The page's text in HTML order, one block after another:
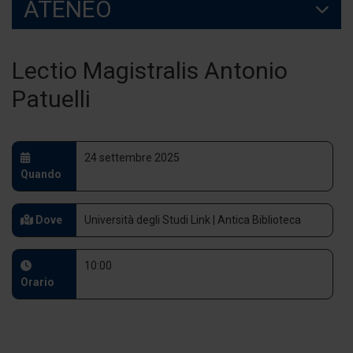
ATENEO
Lectio Magistralis Antonio
Patuelli
Quando
24 settembre 2025
Dove Università degli Studi Link | Antica Biblioteca
Orario
10:00